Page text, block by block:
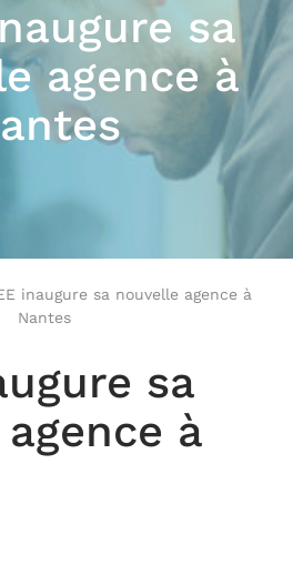
sa
agence à
inaugure sa nouvelle agence à
Nantes
sa
à